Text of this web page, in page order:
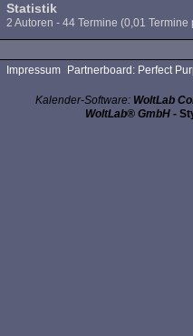
Statistik
2 Autoren - 44 Termine (0,01
Impressum Partnerboard: Perfect
Kalender-Software: WoltLab
WoltLab® GmbH